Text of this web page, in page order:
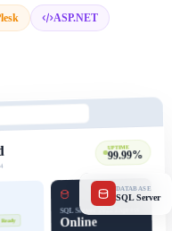
ASP.NET
DATABASE
SQL Server
UPTIME
99.99%
Ready
SQL Server 2022 Express
Online